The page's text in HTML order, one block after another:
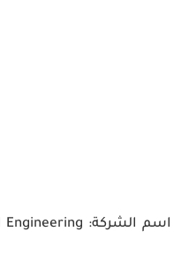
اسم الشركة: